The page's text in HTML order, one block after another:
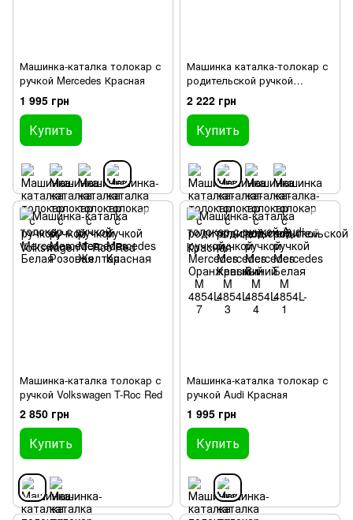
Машинка-каталка толокар с
ручкой Mercedes Красная
1 995 грн
Купить
Машинка каталка-толокар с
родительской ручкой
Mercedes Красный M 4854L-3
2 222 грн
Купить
Машинка-каталка толокар с
ручкой Volkswagen T-Roc Red
2 850 грн
Купить
Машинка-каталка толокар с
ручкой Audi Красная
1 995 грн
Купить